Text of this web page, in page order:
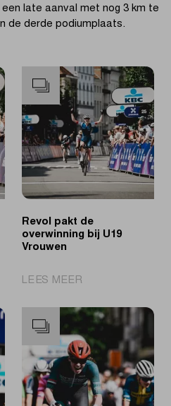
late aanval met nog 3 km te
de derde podiumplaats.
Revol pakt de
overwinning bij U19
Vrouwen
LEES MEER
pakt
de
overwinning
bij
U19
Vrouwen